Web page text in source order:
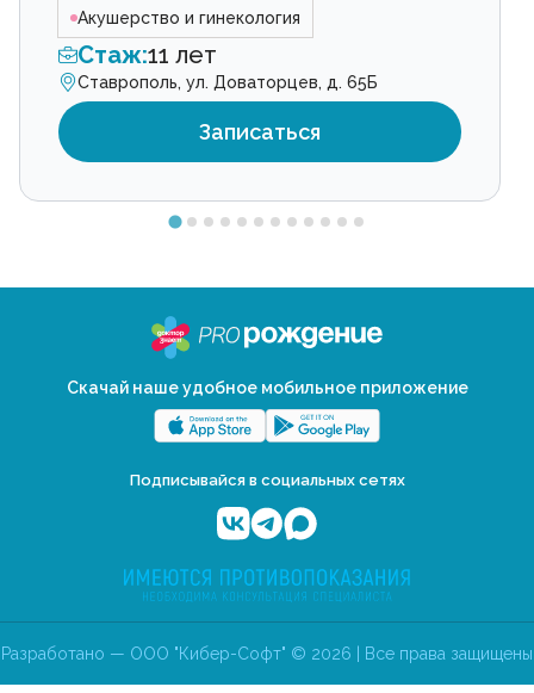
Акушерство и гинекология
Стаж:11 лет
Ставрополь, ул. Доваторцев, д. 65Б
Записаться
Скачай наше удобное мобильное приложение
Подписывайся в социальных сетях
Разработано — ООО "Кибер-Софт" © 2026 | Все права защищены